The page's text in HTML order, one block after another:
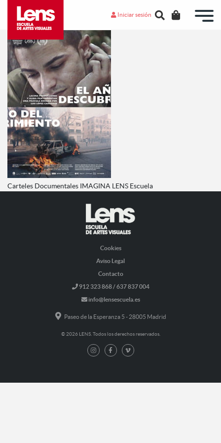
Iniciar sesión
Carteles Documentales IMAGINA LENS Escuela
Cookies
Aviso Legal
Contacto
912 323 868 / 637 837 004
info@lensescuela.es
Paseo de la Esperanza 5 - 28005 Madrid
© 2026 LENS. Todos los derechos reservados.